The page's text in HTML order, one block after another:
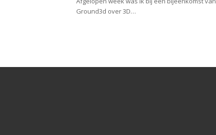
Ground3d over 3D…